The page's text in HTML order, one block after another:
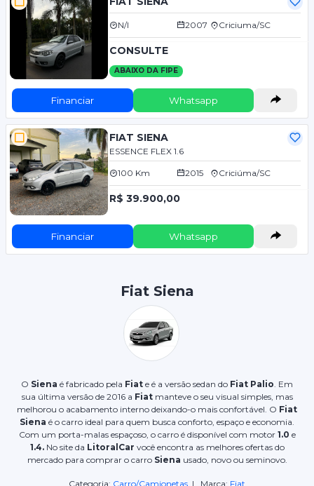
N/I 2007 Criciuma/SC
CONSULTE
ABAIXO DA FIPE
Financiar Whatsapp
FIAT SIENA
ESSENCE FLEX 1.6
100 Km 2015 Criciúma/SC
R$ 39.900,00
Financiar Whatsapp
Fiat Siena
O Siena é fabricado pela Fiat e é a versão sedan do Fiat Palio . Em
sua última versão de 2016 a Fiatmanteve o seu visual simples, mas
melhorou o acabamento interno deixando-o mais confortável. O Fiat
Siena é o carro ideal para quem busca conforto, espaço e economia.
Com um porta-malas espaçoso, o carro é disponível com motor 1.0 e
1.4.No site da LitoralCar você encontra as melhores ofertas do
mercado para comprar o carro Siena usado, novo ou seminovo.
Categoria: Carro/Camionetas | Marca: Fiat